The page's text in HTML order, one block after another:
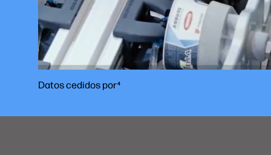
Datos cedidos por4